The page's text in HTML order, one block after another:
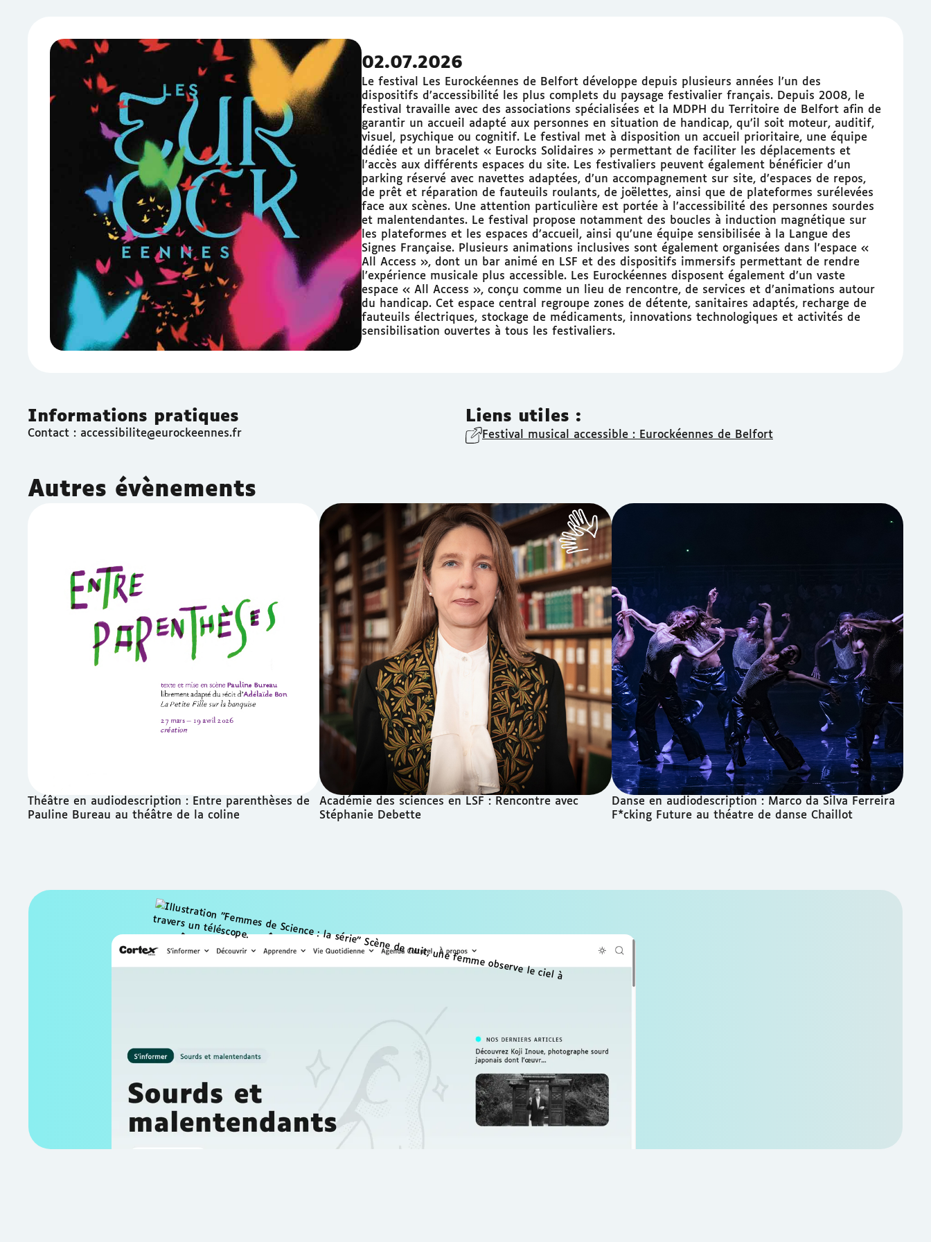
02.07.2026
Le festival Les Eurockéennes de Belfort développe depuis plusieurs années l’un des
dispositifs d’accessibilité les plus complets du paysage festivalier français. Depuis 2008, le
festival travaille avec des associations spécialisées et la MDPH du Territoire de Belfort afin de
garantir un accueil adapté aux personnes en situation de handicap, qu’il soit moteur, auditif,
visuel, psychique ou cognitif. Le festival met à disposition un accueil prioritaire, une équipe
dédiée et un bracelet « Eurocks Solidaires » permettant de faciliter les déplacements et
l’accès aux différents espaces du site. Les festivaliers peuvent également bénéficier d’un
parking réservé avec navettes adaptées, d’un accompagnement sur site, d’espaces de repos,
de prêt et réparation de fauteuils roulants, de joëlettes, ainsi que de plateformes surélevées
face aux scènes. Une attention particulière est portée à l’accessibilité des personnes sourdes
et malentendantes. Le festival propose notamment des boucles à induction magnétique sur
les plateformes et les espaces d’accueil, ainsi qu’une équipe sensibilisée à la Langue des
Signes Française. Plusieurs animations inclusives sont également organisées dans l’espace «
All Access », dont un bar animé en LSF et des dispositifs immersifs permettant de rendre
l’expérience musicale plus accessible. Les Eurockéennes disposent également d’un vaste
espace « All Access », conçu comme un lieu de rencontre, de services et d’animations autour
du handicap. Cet espace central regroupe zones de détente, sanitaires adaptés, recharge de
fauteuils électriques, stockage de médicaments, innovations technologiques et activités de
sensibilisation ouvertes à tous les festivaliers.
Informations pratiques
Contact : accessibilite@eurockeennes.fr
Liens utiles :
Festival musical accessible : Eurockéennes de Belfort
Autres évènements
Théâtre en audiodescription : Entre parenthèses de
Pauline Bureau au théâtre de la coline
Académie des sciences en LSF : Rencontre avec
Stéphanie Debette
Danse en audiodescription : Marco da Silva Ferreira
F*cking Future au théatre de danse Chaillot
Accédez à tous nos
être accessibles à tous, sous-titrés et adaptés aux personnes
sourdes et malentendantes.
S'abonner